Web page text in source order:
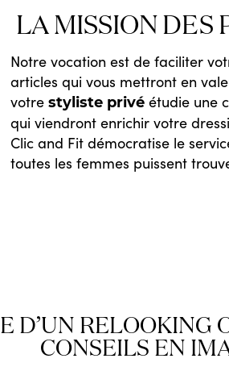
LA MISSION DES
Notre vocation est de faciliter
articles qui vous mettront en
votre styliste privéétudie une
qui viendront enrichir votre
Clic and Fit démocratise le
toutes les femmes puissent
D’UN RELOOKING
CONSEILS EN